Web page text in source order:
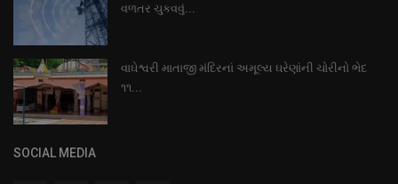
વળતર ચુકવવું...
વાઘેશ્વરી માતાજી મંદિરનાં અમૂલ્ય ઘરેણાંની ચોરીનો ભેદ
૧૧...
SOCIAL MEDIA